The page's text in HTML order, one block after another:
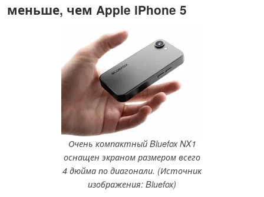
меньше, чем Apple iPhone 5
Очень компактный Bluefox NX1
оснащен экраном размером всего
4 дюйма по диагонали. (Источник
изображения: Bluefox)